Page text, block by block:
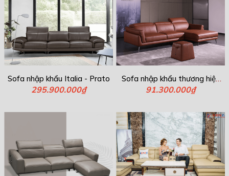
Sofa nhập khẩu Italia - Prato
295.900.000₫
Sofa nhập khẩu thương hiệu
Italia - Athena
91.300.000₫